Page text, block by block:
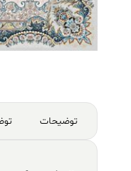
توضیحات